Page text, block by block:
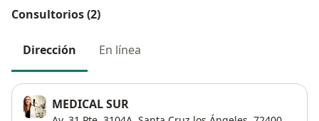
Consultorios (2)
Dirección En línea
MEDICAL SUR